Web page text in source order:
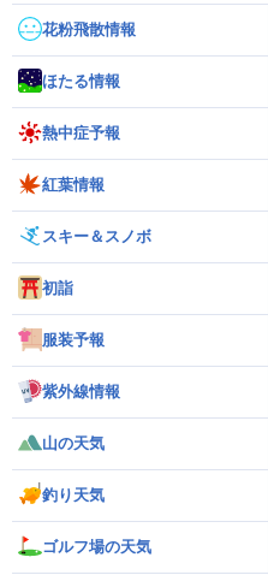
花粉飛散情報
ほたる情報
熱中症予報
紅葉情報
スキー＆スノボ
初詣
服装予報
紫外線情報
山の天気
釣り天気
ゴルフ場の天気